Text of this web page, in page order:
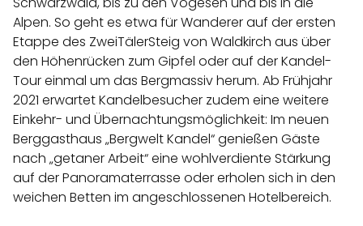
Alpen. So geht es etwa für Wanderer auf der ersten
Etappe des ZweiTälerSteig von Waldkirch aus über
den Höhenrücken zum Gipfel oder auf der Kandel-
Tour einmal um das Bergmassiv herum. Ab Frühjahr
2021 erwartet Kandelbesucher zudem eine weitere
Einkehr- und Übernachtungsmöglichkeit: Im neuen
Berggasthaus „Bergwelt Kandel“ genießen Gäste
nach „getaner Arbeit“ eine wohlverdiente Stärkung
auf der Panoramaterrasse oder erholen sich in den
weichen Betten im angeschlossenen Hotelbereich.